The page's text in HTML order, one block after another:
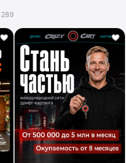
289